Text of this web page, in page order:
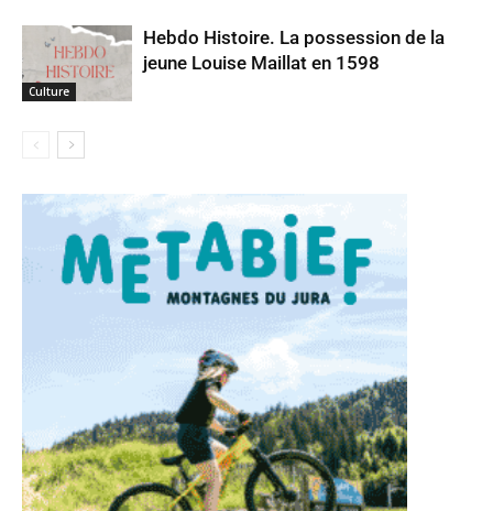
Culture
Hebdo Histoire. La possession de la
jeune Louise Maillat en 1598